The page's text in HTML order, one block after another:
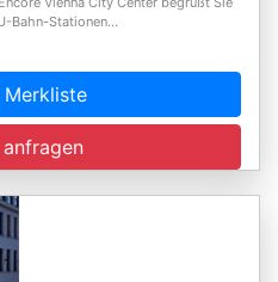
Bahn-Stationen...